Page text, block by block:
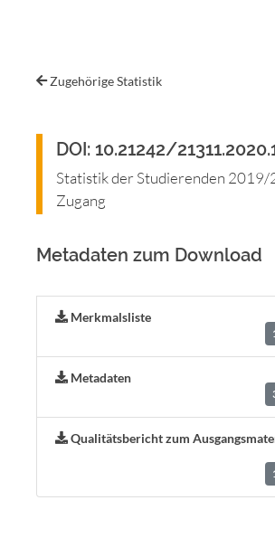
Zugehörige Statistik
DOI: 10.21242/
Statistik der Studierenden
Zugang
Metadaten zum Download
Merkmalsliste
Metadaten
Qualitätsbericht zum